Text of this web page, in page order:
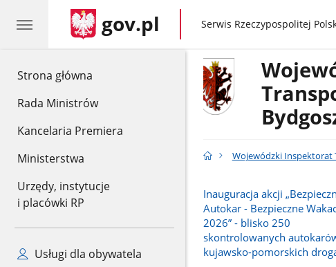
Strona główna
Rada Ministrów
Kancelaria Premiera
Ministerstwa
Urzędy, instytucje
i placówki RP
Usługi dla obywatela
gov.pl gov.pl
Serwis Rzeczypospolitej
Wojewódzki Inspektorat
Inauguracja akcji
Autokar - Bezpieczne
2026” - blisko 250
skontrolowanych
kujawsko-pomorskich